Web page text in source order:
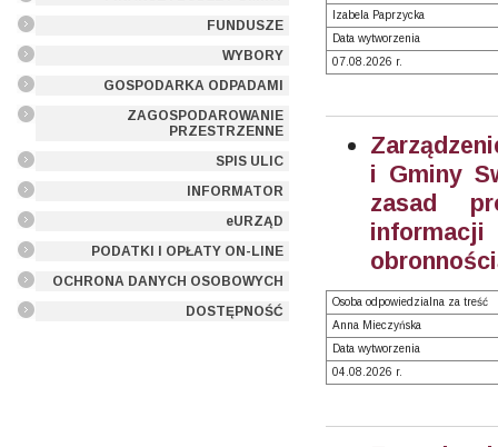
FUNDUSZE
WYBORY
GOSPODARKA ODPADAMI
ZAGOSPODAROWANIE
PRZESTRZENNE
SPIS ULIC
INFORMATOR
eURZĄD
PODATKI I OPŁATY ON-LINE
OCHRONA DANYCH OSOBOWYCH
DOSTĘPNOŚĆ
Izabela Paprzycka
Data wytworzenia
07.08.2026 r.
i Gminy
zasad
informacji
Osoba odpowiedzialna za treść
Anna Mieczyńska
Data wytworzenia
04.08.2026 r.